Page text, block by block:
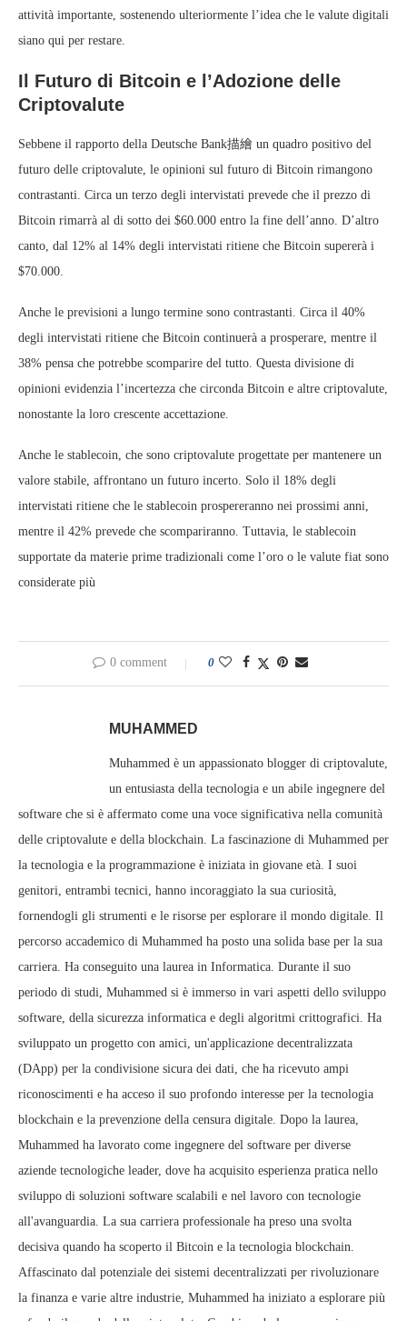
attività importante, sostenendo ulteriormente l’idea che le valute digitali
siano qui per restare.
Il Futuro di Bitcoin e l’Adozione delle
Criptovalute
Sebbene il rapporto della Deutsche Bank描繪 un quadro positivo del
futuro delle criptovalute, le opinioni sul futuro di Bitcoin rimangono
contrastanti. Circa un terzo degli intervistati prevede che il prezzo di
Bitcoin rimarrà al di sotto dei $60.000 entro la fine dell’anno. D’altro
canto, dal 12% al 14% degli intervistati ritiene che Bitcoin supererà i
$70.000.
Anche le previsioni a lungo termine sono contrastanti. Circa il 40%
degli intervistati ritiene che Bitcoin continuerà a prosperare, mentre il
38% pensa che potrebbe scomparire del tutto. Questa divisione di
opinioni evidenzia l’incertezza che circonda Bitcoin e altre criptovalute,
nonostante la loro crescente accettazione.
Anche le stablecoin, che sono criptovalute progettate per mantenere un
valore stabile, affrontano un futuro incerto. Solo il 18% degli
intervistati ritiene che le stablecoin prospereranno nei prossimi anni,
mentre il 42% prevede che scompariranno. Tuttavia, le stablecoin
supportate da materie prime tradizionali come l’oro o le valute fiat sono
considerate più
0 comment 0
MUHAMMED
Muhammed è un appassionato blogger di criptovalute,
un entusiasta della tecnologia e un abile ingegnere del
software che si è affermato come una voce significativa nella comunità
delle criptovalute e della blockchain. La fascinazione di Muhammed per
la tecnologia e la programmazione è iniziata in giovane età. I suoi
genitori, entrambi tecnici, hanno incoraggiato la sua curiosità,
fornendogli gli strumenti e le risorse per esplorare il mondo digitale. Il
percorso accademico di Muhammed ha posto una solida base per la sua
carriera. Ha conseguito una laurea in Informatica. Durante il suo
periodo di studi, Muhammed si è immerso in vari aspetti dello sviluppo
software, della sicurezza informatica e degli algoritmi crittografici. Ha
sviluppato un progetto con amici, un'applicazione decentralizzata
(DApp) per la condivisione sicura dei dati, che ha ricevuto ampi
riconoscimenti e ha acceso il suo profondo interesse per la tecnologia
blockchain e la prevenzione della censura digitale. Dopo la laurea,
Muhammed ha lavorato come ingegnere del software per diverse
aziende tecnologiche leader, dove ha acquisito esperienza pratica nello
sviluppo di soluzioni software scalabili e nel lavoro con tecnologie
all'avanguardia. La sua carriera professionale ha preso una svolta
decisiva quando ha scoperto il Bitcoin e la tecnologia blockchain.
Affascinato dal potenziale dei sistemi decentralizzati per rivoluzionare
la finanza e varie altre industrie, Muhammed ha iniziato a esplorare più